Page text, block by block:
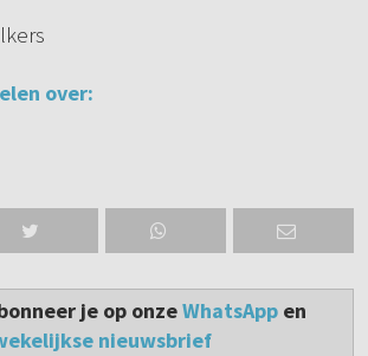
over:
je op onzeWhatsAppen
nieuwsbrief